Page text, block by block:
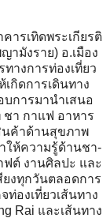
ารเทิดพระเกียรติ
ามังราย) อ.เมือง
างการท่องเที่ยว
กิดการเดินทาง
บการมานำเสนอ
ชา กาแฟ อาหาร
นค้าด้านสุขภาพ
ให้ความรู้ด้านชา-
ฟต์ งานศิลปะ และ
งทุกวันตลอดการ
องเที่ยวเส้นทาง
Rai และเส้นทาง